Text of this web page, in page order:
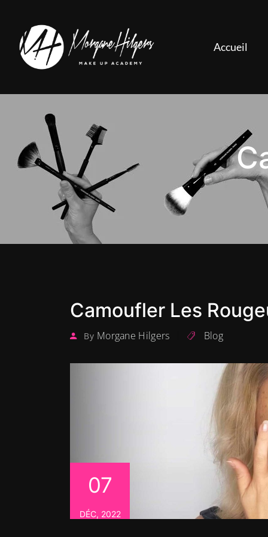
Accueil
Camoufler Les
By Morgane Hilgers Blog
07
DÉC, 2022